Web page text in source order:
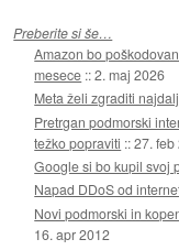
Preberite si še…
Amazon bo
mesece ::2. maj 2026
Meta želi zgraditi
Pretrgan podmorski
težko popraviti ::27. feb
Google si bo kupil svoj
Napad DDoS od
Novi podmorski in
16. apr 2012